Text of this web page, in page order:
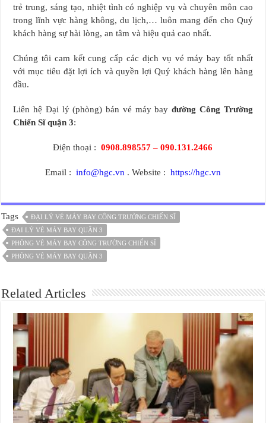
trẻ trung, sáng tạo, nhiệt tình có nghiệp vụ và chuyên môn cao
trong lĩnh vực hàng không, du lịch,… luôn mang đến cho Quý
khách hàng sự hài lòng, an tâm và hiệu quả cao nhất.
Chúng tôi cam kết cung cấp các dịch vụ vé máy bay tốt nhất
với mục tiêu đặt lợi ích và quyền lợi Quý khách hàng lên hàng
đầu.
Liên hệ Đại lý (phòng) bán vé máy bayđường Công Trường
Chiến Sĩ quận 3:
Điện thoại :0908.898557 – 090.131.2466
Email : info@hgc.vn. Website : https://hgc.vn
Tags
ĐẠI LÝ VÉ MÁY BAY CÔNG TRƯỜNG CHIẾN SĨ
ĐẠI LÝ VÉ MÁY BAY QUẬN 3
PHÒNG VÉ MÁY BAY CÔNG TRƯỜNG CHIẾN SĨ
PHÒNG VÉ MÁY BAY QUẬN 3
Related Articles